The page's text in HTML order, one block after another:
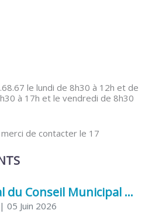
le lundi de 8h30 à 12h et de
à 17h et le vendredi de 8h30
de contacter le 17
Procès-Verbal du Conseil Municipal du 5 juin 2026
| 05 Juin 2026